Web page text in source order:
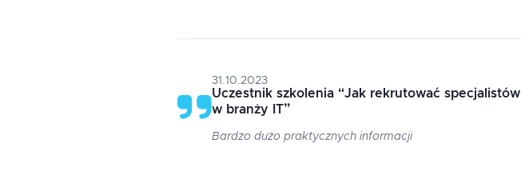
31.10.2023
Uczestnik szkolenia “Jak rekrutować specjalistów
w branży IT”
Bardzo dużo praktycznych informacji